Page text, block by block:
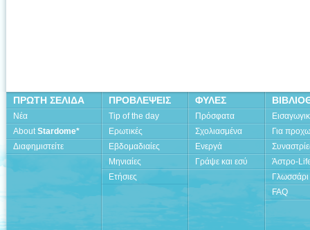
ΠΡΩΤΗ ΣΕΛΙΔΑ
Νέα
AboutStardome*
Διαφημιστείτε
ΠΡΟΒΛΕΨΕΙΣ
Tip of the day
Ερωτικές
Εβδομαδιαίες
Μηνιαίες
Ετήσιες
ΦΥΛΕΣ
Πρόσφατα
Σχολιασμένα
Ενεργά
Γράψε και εσύ
Για
Άστρο-
Γλωσσάρι
FAQ